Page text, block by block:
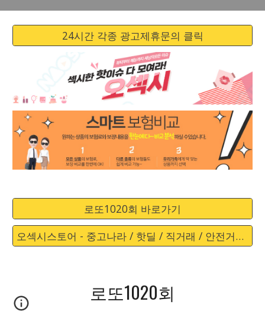
24시간 각종 광고제휴문의 클릭
로또1020회 바로가기
오섹시스토어 - 중고나라 / 핫딜 / 직거래 / 안전거래 바로가기
로또1020회